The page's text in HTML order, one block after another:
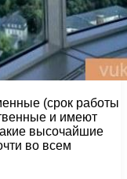
(срок работы
и имеют
высочайшие
во всем